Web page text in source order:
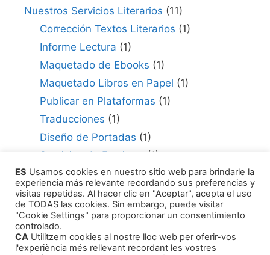
Nuestros Servicios Literarios (11)
Corrección Textos Literarios (1)
Informe Lectura (1)
Maquetado de Ebooks (1)
Maquetado Libros en Papel (1)
Publicar en Plataformas (1)
Traducciones (1)
Diseño de Portadas (1)
Servicios de Escritura
(1)
Consultor para Edición (1)
Cómo Publicar tu Obra (1)
Agentes Literarios(1)
ES Usamos cookies en nuestro sitio web para brindarle la
experiencia más relevante recordando sus preferencias y
visitas repetidas. Al hacer clic en "Aceptar", acepta el uso
de TODAS las cookies. Sin embargo, puede visitar
"Cookie Settings" para proporcionar un consentimiento
controlado.
CA Utilitzem cookies al nostre lloc web per oferir-vos
l'experiència més rellevant recordant les vostres